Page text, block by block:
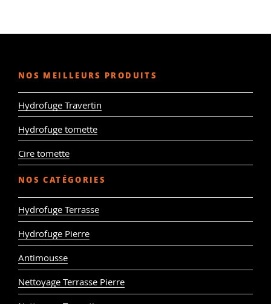
NOS MEILLEURS PRODUITS
Hydrofuge Travertin
Hydrofuge tomette
Cire tomette
NOS CATÉGORIES
Hydrofuge Terrasse
Hydrofuge Pierre
Antimousse
Nettoyage Terrasse Pierre